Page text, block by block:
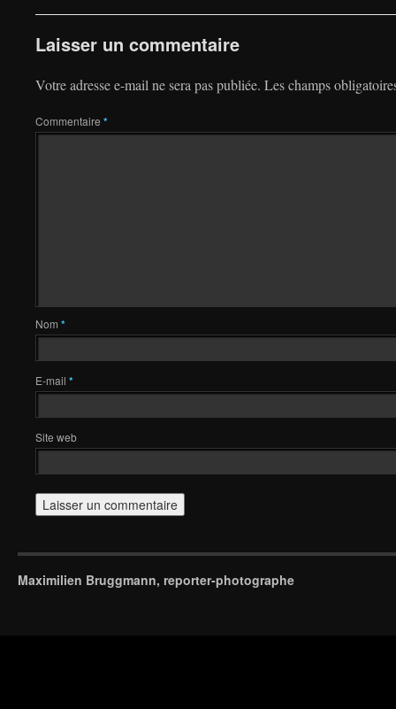
Laisser un commentaire
Votre adresse e-mail ne sera pas publiée. Les champs
Commentaire *
Nom *
E-mail *
Site web
Maximilien Bruggmann, reporter-photographe